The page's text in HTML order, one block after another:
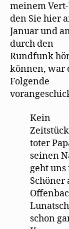
meinem
den Sie hier
Januar und
durch den
Rundfunk
können, war
Folgende
Kein
toter
seinen
geht uns
Schöner
schon